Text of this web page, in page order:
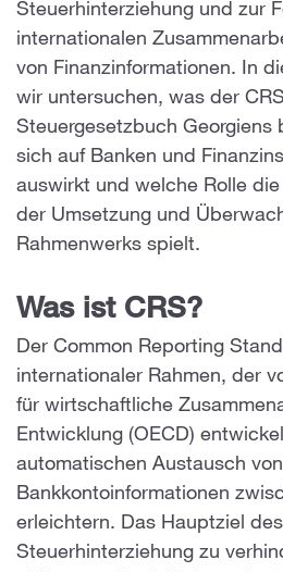
Steuerhinterziehung und zur
internationalen
von Finanzinformationen. In
wir untersuchen, was der
Steuergesetzbuch Georgiens
sich auf Banken und
auswirkt und welche Rolle
der Umsetzung und
Rahmenwerks spielt.
Was ist CRS?
Der Common Reporting
internationaler Rahmen, der
für wirtschaftliche
Entwicklung (OECD)
automatischen Austausch von
Bankkontoinformationen
erleichtern. Das Hauptziel
Steuerhinterziehung zu